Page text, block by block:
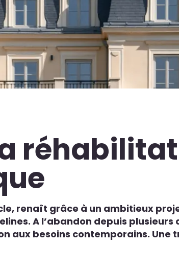
renaît grâce à un ambitieux
A l’abandon depuis plusieurs
aux besoins contemporains. Une